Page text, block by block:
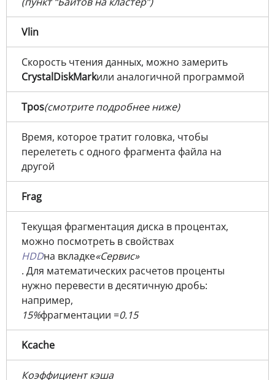
Vlin
Скорость чтения данных, можно замерить
CrystalDiskMarkили аналогичной программой
Tpos(смотрите подробнее ниже)
Время, которое тратит головка, чтобы
перелететь с одного фрагмента файла на
другой
Frag
Текущая фрагментация диска в процентах,
можно посмотреть в свойствах
HDDна вкладке«Сервис»
. Для математических расчетов проценты
нужно перевести в десятичную дробь:
например,
15%фрагментации =0.15
Kcache​
Коэффициент кэша